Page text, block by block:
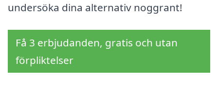
undersöka dina alternativ noggrant!
Få 3 erbjudanden, gratis och utan
förpliktelser